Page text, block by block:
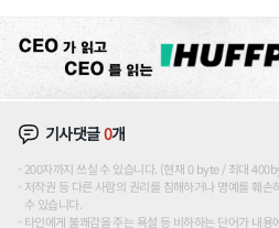
기사댓글0개
200자까지 쓰실 수 있습니다. (현재 0 byte / 최대
저작권 등 다른 사람의 권리를 침해하거나 명예를 훼
수 있습니다.
타인에게 불쾌감을 주는 욕설 등 비하하는 단어가 내